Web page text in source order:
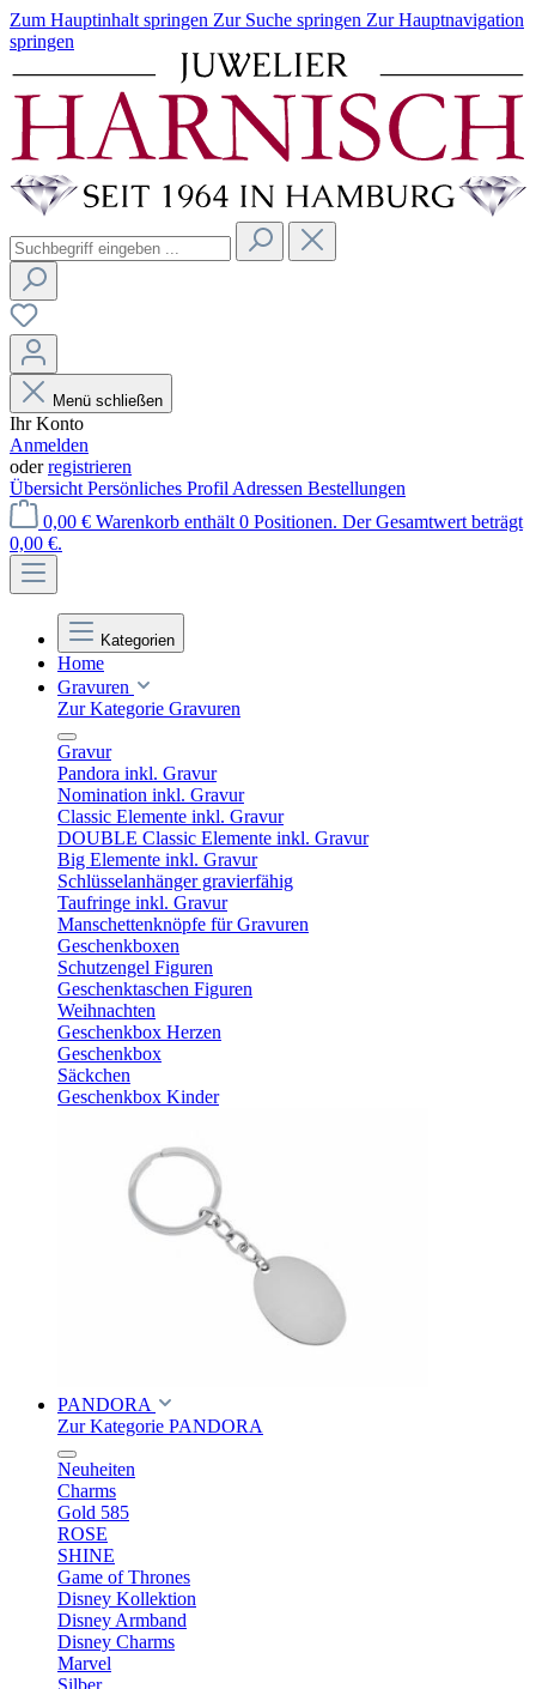
Zum Hauptinhalt springen Zur Suche springen Zur Hauptnavigation
springen
Menü schließen
Ihr Konto
Anmelden
oderregistrieren
Übersicht Persönliches Profil Adressen Bestellungen
0,00 € Warenkorb enthält 0 Positionen. Der Gesamtwert beträgt
0,00 €.
Kategorien
Home
Gravuren
Zur Kategorie Gravuren
Gravur
Pandora inkl. Gravur
Nomination inkl. Gravur
Classic Elemente inkl. Gravur
DOUBLE Classic Elemente inkl. Gravur
Big Elemente inkl. Gravur
Schlüsselanhänger gravierfähig
Taufringe inkl. Gravur
Manschettenknöpfe für Gravuren
Geschenkboxen
Schutzengel Figuren
Geschenktaschen Figuren
Weihnachten
Geschenkbox Herzen
Geschenkbox
Säckchen
Geschenkbox Kinder
PANDORA
Zur Kategorie PANDORA
Neuheiten
Charms
Gold 585
ROSE
SHINE
Game of Thrones
Disney Kollektion
Disney Armband
Disney Charms
Marvel
Silber